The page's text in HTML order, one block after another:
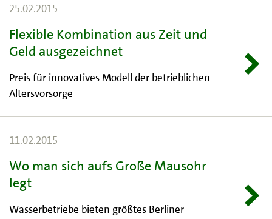
25.02.2015
Flexible Kombination aus Zeit und
Geld ausgezeichnet
Preis für innovatives Modell der betrieblichen
Altersvorsorge
11.02.2015
Wo man sich aufs Große Mausohr
legt
Wasserbetriebe bieten größtes Berliner